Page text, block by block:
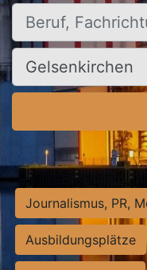
Beruf, Fachrichtung,
Ort, Stadt
Journalismus, PR,
Ausbildungsplätze